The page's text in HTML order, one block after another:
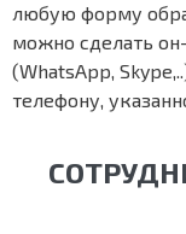
любую форму
можно сделать
(WhatsApp,
телефону,